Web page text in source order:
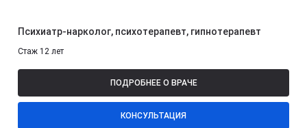
Психиатр-нарколог, психотерапевт, гипнотерапевт
Стаж 12 лет
ПОДРОБНЕЕ О ВРАЧЕ
КОНСУЛЬТАЦИЯ